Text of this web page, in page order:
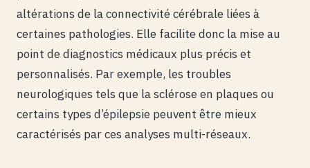
altérations de la connectivité cérébrale liées à
certaines pathologies. Elle facilite donc la mise au
point de diagnostics médicaux plus précis et
personnalisés. Par exemple, les troubles
neurologiques tels que la sclérose en plaques ou
certains types d’épilepsie peuvent être mieux
caractérisés par ces analyses multi-réseaux.